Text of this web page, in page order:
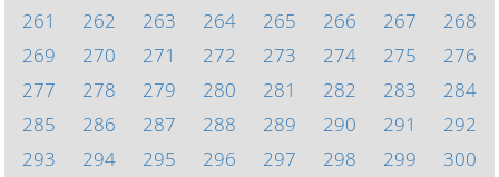
261
262 263 264 265 266 267
268
269
270 271 272 273 274 275
276
277
278 279 280 281 282 283
284
285
286 287 288 289 290 291
292
293
294 295 296 297 298 299
300